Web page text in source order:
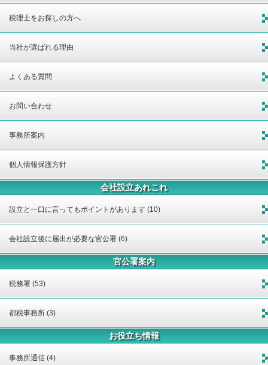
税理士をお探しの方へ
当社が選ばれる理由
よくある質問
お問い合わせ
事務所案内
個人情報保護方針
会社設立あれこれ
設立と一口に言ってもポイントがあります (10)
会社設立後に届出が必要な官公署 (6)
官公署案内
税務署 (53)
都税事務所 (3)
お役立ち情報
事務所通信 (4)